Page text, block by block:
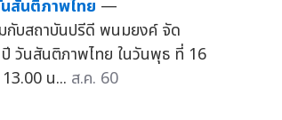
สันติภาพไทย —
กับสถาบันปรีดี พนมยงค์ จัด
วันสันติภาพไทย ในวันพุธ ที่ 16
น... ส.ค. 60